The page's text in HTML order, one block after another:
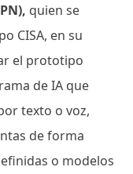
quien se
CISA, en su
el prototipo
de IA que
texto o voz,
de forma
o modelos